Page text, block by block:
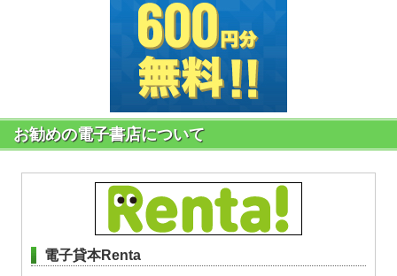
お勧めの電子書店について
電子貸本Renta